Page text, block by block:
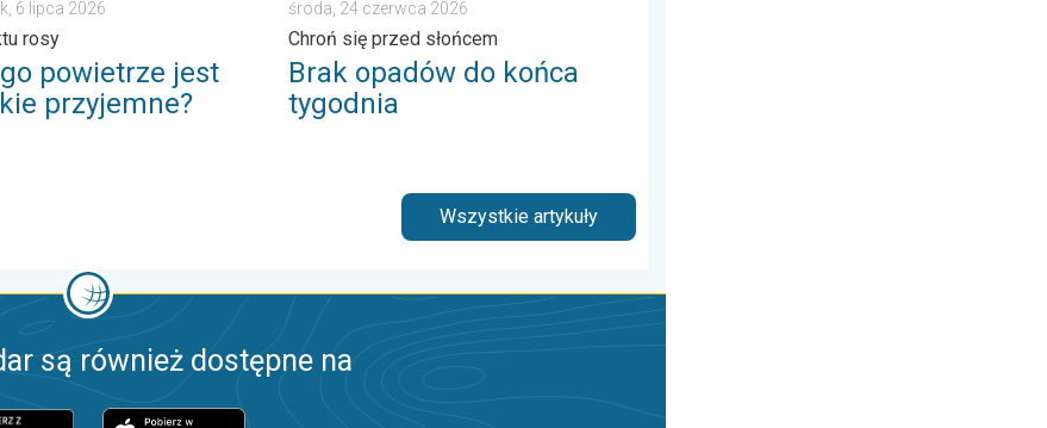
6 lipca 2026
rosy
powietrze jest
przyjemne?
środa, 24 czerwca 2026
Chroń się przed słońcem
Brak opadów do końca
tygodnia
Wszystkie artykuły
są również dostępne na